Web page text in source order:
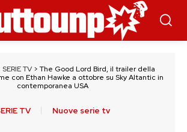
SERIE TV > The Good Lord Bird, il trailer della
con Ethan Hawke a ottobre su Sky Altantic in
contemporanea USA
TV Nuove serie tv